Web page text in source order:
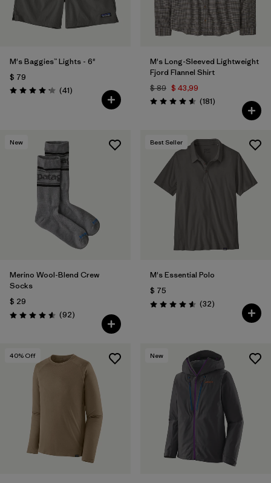
M's Baggies™ Lights - 6"
$ 79
Valoración: 4.1 / 5
(41Comentarios
)
M's Long-Sleeved Lightweight
Fjord Flannel Shirt
$ 89 $ 43,99
Valoración: 4.6 / 5
(181Comentarios
)
New
Merino Wool-Blend Crew
Socks
$ 29
Valoración: 4.6 / 5
(92Comentarios
)
Best Seller
M's Essential Polo
$ 75
Valoración: 4.6 / 5
(32Comentarios
)
40% Off New